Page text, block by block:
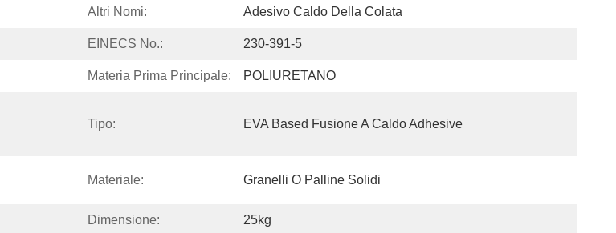
Altri Nomi: Adesivo Caldo Della Colata
EINECS No.: 230-391-5
Materia Prima Principale: POLIURETANO
Tipo: EVA Based Fusione A Caldo Adhesive
Materiale: Granelli O Palline Solidi
Dimensione: 25kg